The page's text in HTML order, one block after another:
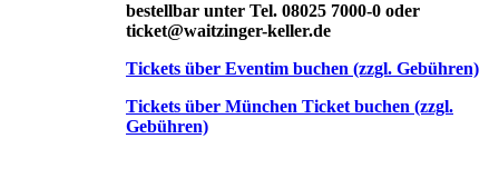
bestellbar unter Tel. 08025 7000-0 oder
ticket@waitzinger-keller.de
Tickets über Eventim buchen (zzgl. Gebühren)
Tickets über München Ticket buchen (zzgl.
Gebühren)